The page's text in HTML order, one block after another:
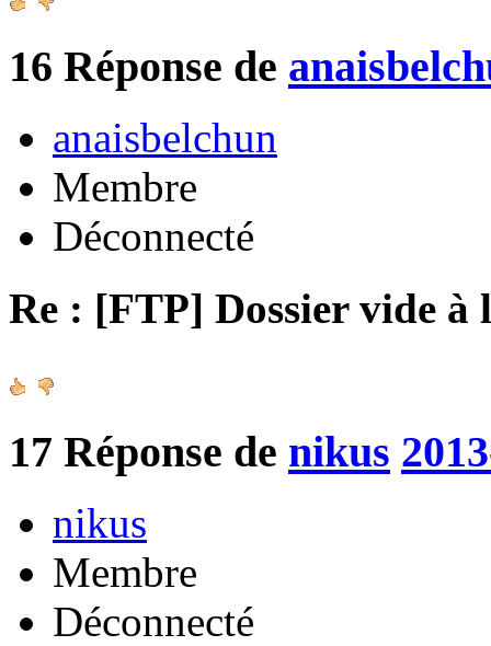
16 Réponse de
anaisbelchun
Membre
Déconnecté
Re : [FTP] Dossier vide à
17 Réponse de nikus
nikus
Membre
Déconnecté